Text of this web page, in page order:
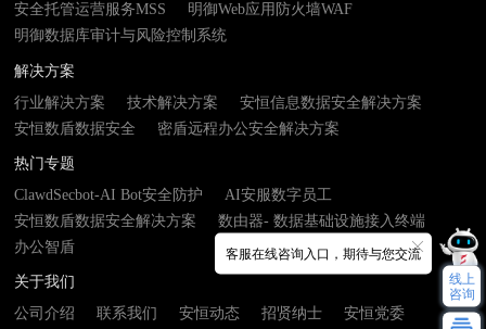
安全托管运营服务MSS
明御Web应用防火墙WAF
明御数据库审计与风险控制系统
解决方案
行业解决方案
技术解决方案
安恒信息数据安全解决方案
安恒数盾数据安全
密盾远程办公安全解决方案
热门专题
ClawdSecbot-AI Bot安全防护
AI安服数字员工
安恒数盾数据安全解决方案
数由器- 数据基础设施接入终端
办公智盾
关于我们
公司介绍
联系我们 安恒动态 招贤纳士
安恒党委
客服在线咨询入口，期待与您交流
线上
咨询